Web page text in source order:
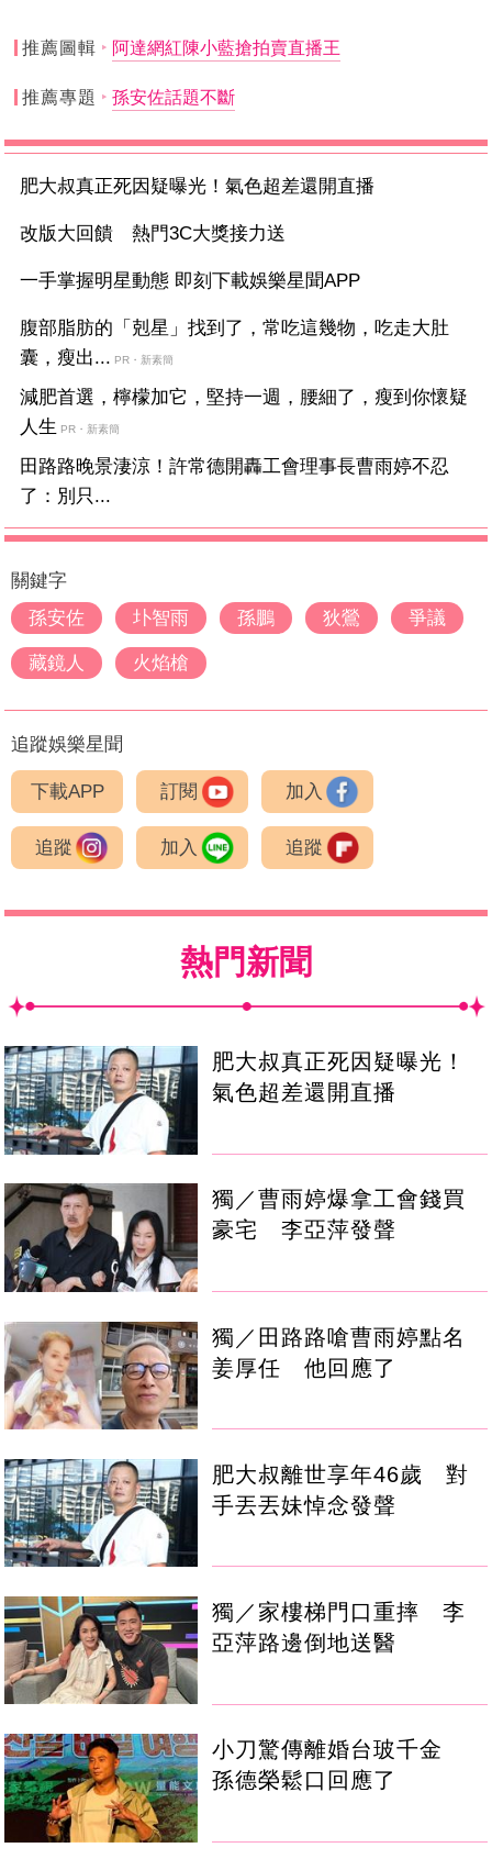
推薦圖輯 阿達網紅陳小藍搶拍賣直播王
推薦專題 孫安佐話題不斷
肥大叔真正死因疑曝光！氣色超差還開直播
改版大回饋 熱門3C大獎接力送
一手掌握明星動態 即刻下載娛樂星聞APP
腹部脂肪的「剋星」找到了，常吃這幾物，吃走大肚
囊，瘦出... PR・新素簡
減肥首選，檸檬加它，堅持一週，腰細了，瘦到你懷疑
人生 PR・新素簡
田路路晚景淒涼！許常德開轟工會理事長曹雨婷不忍
了：別只...
關鍵字
孫安佐
圤智雨 孫鵬 狄鶯 爭議
藏鏡人 火焰槍
追蹤娛樂星聞
下載APP 訂閱 加入
追蹤 加入 追蹤
熱門新聞
肥大叔真正死因疑曝光！
氣色超差還開直播
獨／曹雨婷爆拿工會錢買
豪宅 李亞萍發聲
獨／田路路嗆曹雨婷點名
姜厚任 他回應了
肥大叔離世享年46歲 對
手丟丟妹悼念發聲
獨／家樓梯門口重摔 李
亞萍路邊倒地送醫
小刀驚傳離婚台玻千金
孫德榮鬆口回應了